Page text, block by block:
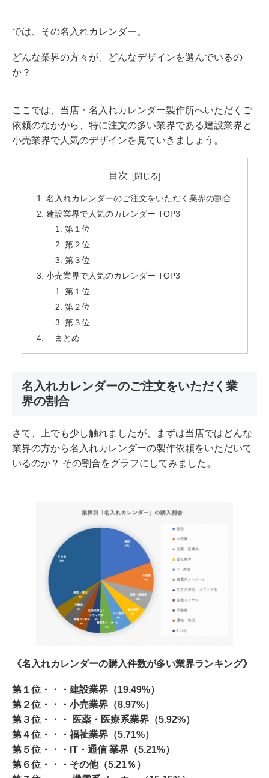
では、その名入れカレンダー。
どんな業界の方々が、どんなデザインを選んでいるの
か？
ここでは、当店・名入れカレンダー製作所へいただくご
依頼のなかから、特に注文の多い業界である建設業界と
小売業界で人気のデザインを見ていきましょう。
目次
名入れカレンダーのご注文をいただく業界の割合
建設業界で⼈気のカレンダー TOP3
第１位
第２位
第３位
⼩売業界で⼈気のカレンダー TOP3
第１位
第２位
第３位
まとめ
名入れカレンダーのご注文をいただく業
界の割合
さて、上でも少し触れましたが、まずは当店ではどんな
業界の方から名入れカレンダーの製作依頼をいただいて
いるのか？ その割合をグラフにしてみました。
《名入れカレンダーの購入件数が多い業界ランキング》
第１位・・・建設業界（19.49%）
第２位・・・⼩売業界（8.97%）
第３位・・・ 医薬・医療系業界（5.92%）
第４位・・・福祉業界（5.71%）
第５位・・・IT・通信 業界（5.21%）
第６位・・・その他（5.21％）